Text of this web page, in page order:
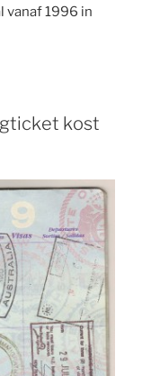
vanaf 1996 in
kost